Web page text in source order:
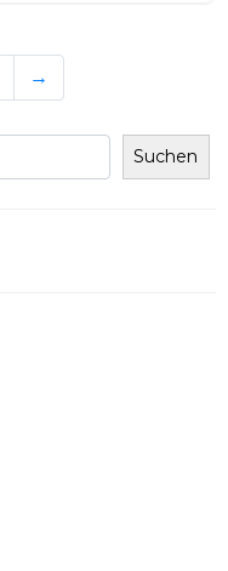
Suchen
→